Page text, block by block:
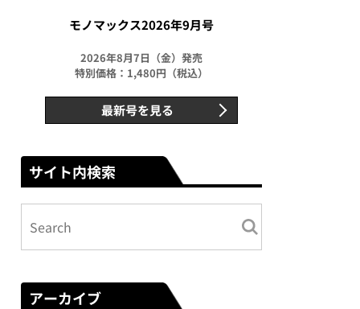
モノマックス2026年9月号
2026年8月7日（金）発売
特別価格：1,480円（税込）
最新号を見る
サイト内検索
アーカイブ